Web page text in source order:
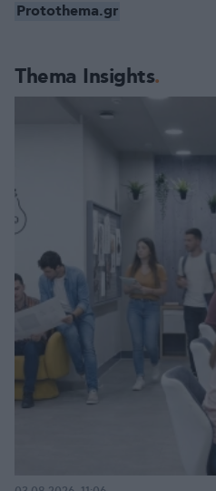
Thema Insights
Protothema.gr